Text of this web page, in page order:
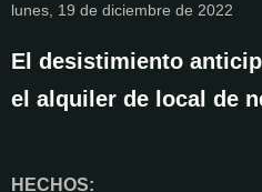
lunes, 19 de diciembre de 2022
El desistimiento
el alquiler de local de
HECHOS: